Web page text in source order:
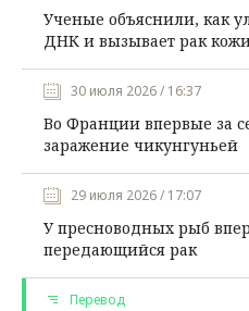
Ученые объяснили, как
ДНК и вызывает рак
30 июля 2026 / 16:37
Во Франции впервые за
заражение чикунгуньей
29 июля 2026 / 17:07
У пресноводных рыб
передающийся рак
Перевод